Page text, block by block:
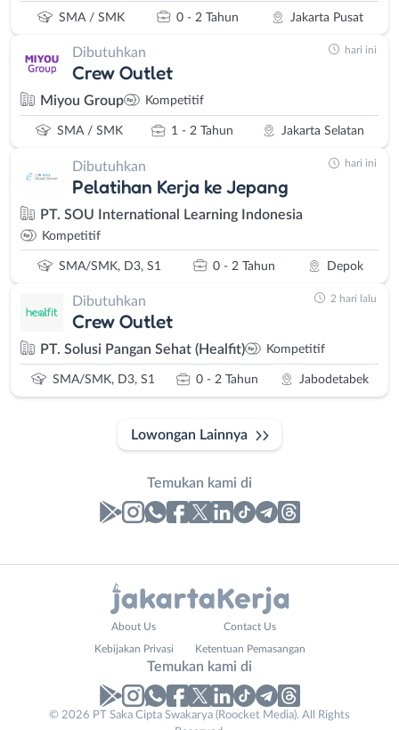
SMA / SMK 0 - 2 Tahun Jakarta Pusat
Dibutuhkan
Crew Outlet
Miyou Group Kompetitif
SMA / SMK 1 - 2 Tahun Jakarta Selatan
hari ini
Dibutuhkan
Pelatihan Kerja ke Jepang
PT. SOU International Learning Indonesia
Kompetitif
SMA/SMK, D3, S1 0 - 2 Tahun Depok
hari ini
Dibutuhkan
Crew Outlet
PT. Solusi Pangan Sehat (Healfit) Kompetitif
SMA/SMK, D3, S1 0 - 2 Tahun Jabodetabek
2 hari lalu
Lowongan Lainnya
Temukan kami di
No. Telp /
About Us Contact Us
Kebijakan Privasi Ketentuan Pemasangan
Temukan kami di
© 2026 PT Saka Cipta Swakarya (Roocket Media). All Rights